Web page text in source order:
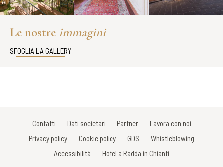
Le nostre immagini
SFOGLIA LA GALLERY
Contatti Dati societari Partner
Lavora con noi
Privacy policy
Cookie policy GDS
Whistleblowing
Accessibilità
Hotel a Radda in Chianti